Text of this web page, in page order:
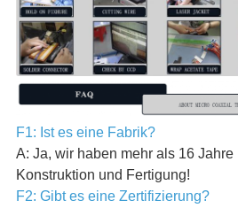
F1: Ist es eine Fabrik?
A: Ja, wir haben mehr als 16
Konstruktion und Fertigung!
F2: Gibt es eine Zertifizierung?